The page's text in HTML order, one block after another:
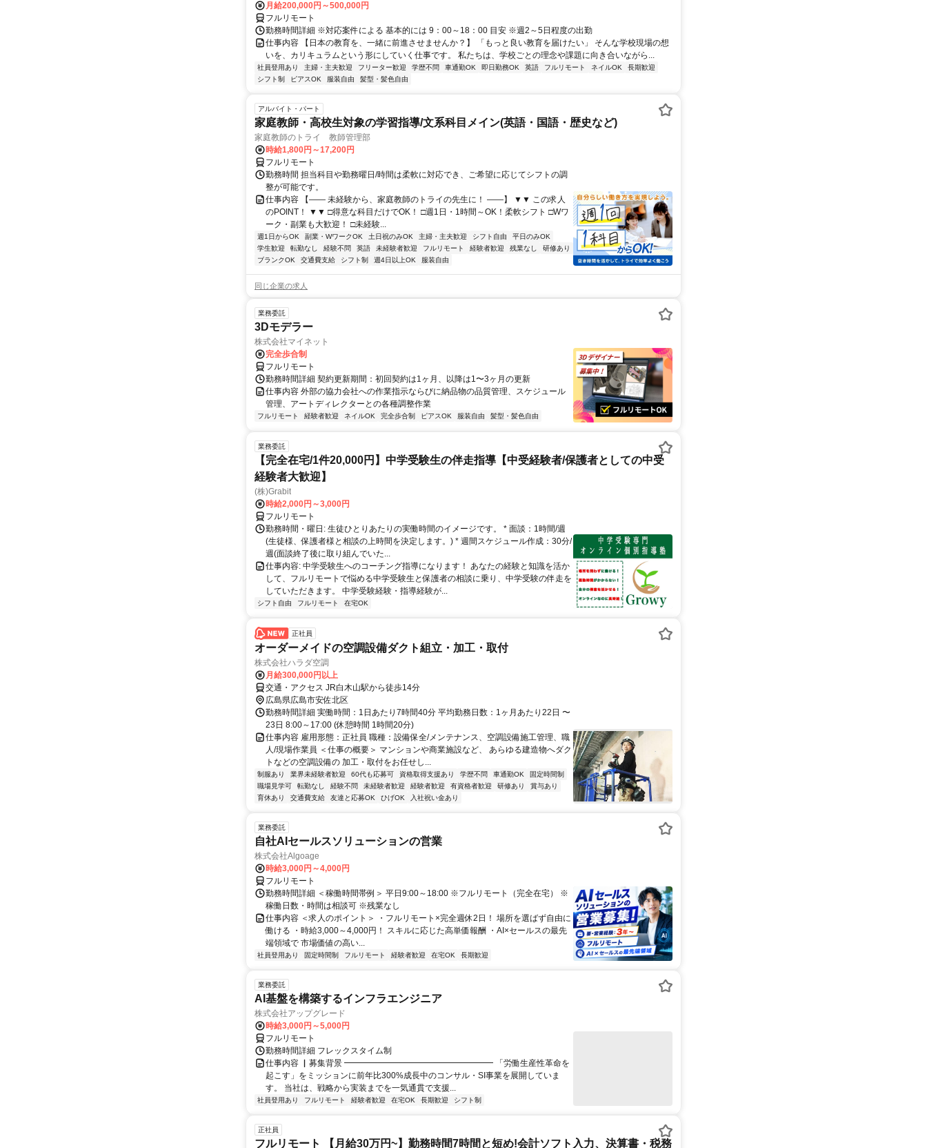
月給200,000円～500,000円
フルリモート
勤務時間詳細 ※対応案件による 基本的には 9：00～18：00 目安 ※週2～5日程度の出勤
仕事内容 【日本の教育を、一緒に前進させませんか？】 「もっと良い教育を届けたい」 そんな学校現場の想
いを、カリキュラムという形にしていく仕事です。 私たちは、学校ごとの理念や課題に向き合いながら...
社員登用あり 主婦・主夫歓迎 フリーター歓迎 学歴不問 車通勤OK 即日勤務OK 英語 フルリモート ネイルOK
長期歓迎
シフト制
ピアスOK 服装自由 髪型・髪色自由
アルバイト・パート
家庭教師・高校生対象の学習指導/文系科目メイン(英語・国語・歴史など)
家庭教師のトライ 教師管理部
時給1,800円～17,200円
フルリモート
勤務時間 担当科目や勤務曜日/時間は柔軟に対応でき、ご希望に応じてシフトの調
整が可能です。
仕事内容 【―― 未経験から、家庭教師のトライの先生に！ ――】 ▼▼ この求人
のPOINT！ ▼▼ □得意な科目だけでOK！ □週1日・1時間～OK！柔軟シフト □Wワ
ーク・副業も大歓迎！ □未経験...
週1日からOK 副業・WワークOK 土日祝のみOK 主婦・主夫歓迎 シフト自由
平日のみOK
学生歓迎
転勤なし 経験不問 英語 未経験者歓迎 フルリモート 経験者歓迎 残業なし
研修あり
ブランクOK
交通費支給 シフト制 週4日以上OK 服装自由
同じ企業の求人
業務委託
3Dモデラー
株式会社マイネット
完全歩合制
フルリモート
勤務時間詳細 契約更新期間：初回契約は1ヶ月、以降は1〜3ヶ月の更新
仕事内容 外部の協力会社への作業指示ならびに納品物の品質管理、スケジュール
管理、アートディレクターとの各種調整作業
フルリモート 経験者歓迎 ネイルOK 完全歩合制 ピアスOK 服装自由 髪型・髪色自由
業務委託
【完全在宅/1件20,000円】中学受験生の伴走指導【中受経験者/保護者としての中受
経験者大歓迎】
(株)Grabit
時給2,000円～3,000円
フルリモート
勤務時間・曜日: 生徒ひとりあたりの実働時間のイメージです。 * 面談：1時間/週
(生徒様、保護者様と相談の上時間を決定します。) * 週間スケジュール作成：30分/
週(面談終了後に取り組んでいた...
仕事内容: 中学受験生へのコーチング指導になります！ あなたの経験と知識を活か
して、フルリモートで悩める中学受験生と保護者の相談に乗り、中学受験の伴走を
していただきます。 中学受験経験・指導経験が...
シフト自由 フルリモート 在宅OK
正社員
オーダーメイドの空調設備ダクト組立・加工・取付
株式会社ハラダ空調
月給300,000円以上
交通・アクセス JR白木山駅から徒歩14分
広島県広島市安佐北区
勤務時間詳細 実働時間：1日あたり7時間40分 平均勤務日数：1ヶ月あたり22日 〜
23日 8:00～17:00 (休憩時間 1時間20分)
仕事内容 雇用形態：正社員 職種：設備保全/メンテナンス、空調設備施工管理、職
人/現場作業員 ＜仕事の概要＞ マンションや商業施設など、 あらゆる建造物へダク
トなどの空調設備の 加工・取付をお任せし...
制服あり 業界未経験者歓迎 60代も応募可 資格取得支援あり 学歴不問 車通勤OK
固定時間制
職場見学可
転勤なし 経験不問 未経験者歓迎 経験者歓迎 有資格者歓迎 研修あり
賞与あり
育休あり
交通費支給 友達と応募OK ひげOK 入社祝い金あり
業務委託
自社AIセールスソリューションの営業
株式会社Algoage
時給3,000円～4,000円
フルリモート
勤務時間詳細 ＜稼働時間帯例＞ 平日9:00～18:00 ※フルリモート（完全在宅） ※
稼働日数・時間は相談可 ※残業なし
仕事内容 ＜求人のポイント＞ ・フルリモート×完全週休2日！ 場所を選ばず自由に
働ける ・時給3,000～4,000円！ スキルに応じた高単価報酬 ・AI×セールスの最先
端領域で 市場価値の高い...
社員登用あり 固定時間制 フルリモート 経験者歓迎 在宅OK 長期歓迎
業務委託
AI基盤を構築するインフラエンジニア
株式会社アップグレード
時給3,000円～5,000円
フルリモート
勤務時間詳細 フレックスタイム制
仕事内容 ▏募集背景 ━━━━━━━━━━━━━━━━━━ 「労働生産性革命を
起こす」をミッションに前年比300%成長中のコンサル・SI事業を展開していま
す。 当社は、戦略から実装までを一気通貫で支援...
社員登用あり フルリモート 経験者歓迎 在宅OK 長期歓迎 シフト制
正社員
フルリモート 【月給30万円~】勤務時間7時間と短め!会計ソフト入力、決算書・税務